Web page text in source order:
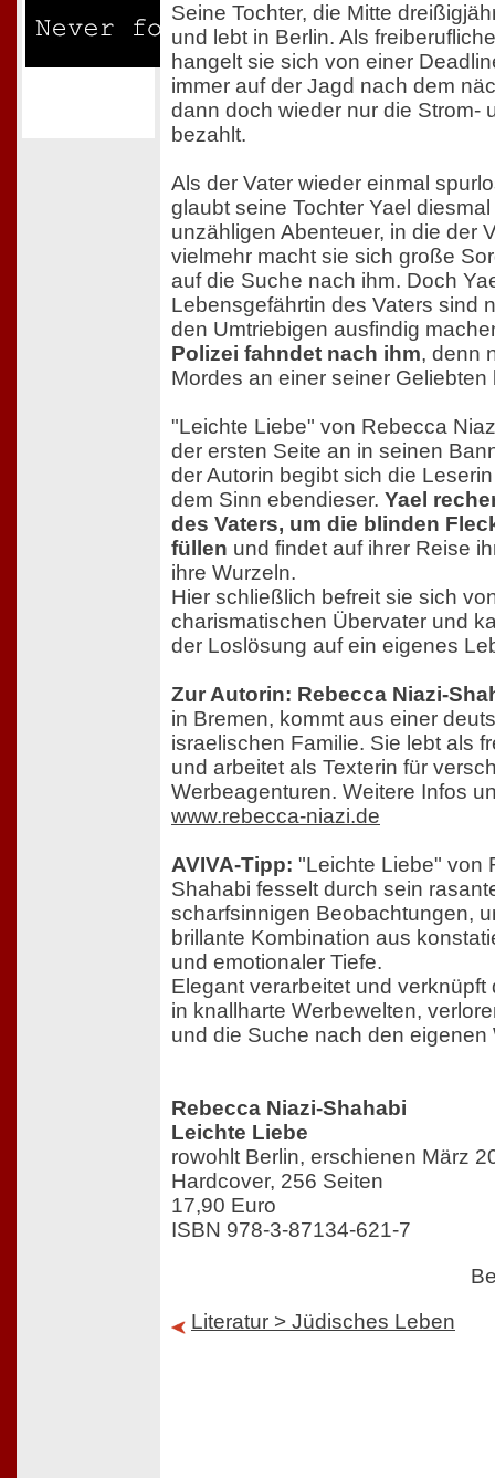
Seine Tochter, die Mitte
und lebt in Berlin. Als
hangelt sie sich von einer
immer auf der Jagd nach dem
dann doch wieder nur die Strom-
bezahlt.
Als der Vater wieder einmal
glaubt seine Tochter Yael
unzähligen Abenteuer, in die der
vielmehr macht sie sich große
auf die Suche nach ihm. Doch
Lebensgefährtin des Vaters sind
den Umtriebigen ausfindig
Polizei fahndet nach ihm, denn
Mordes an einer seiner Geliebten
"Leichte Liebe" von Rebecca
der ersten Seite an in seinen
der Autorin begibt sich die
dem Sinn ebendieser. Yael
des Vaters, um die blinden
füllen und findet auf ihrer Reise
ihre Wurzeln.
Hier schließlich befreit sie sich
charismatischen Übervater und
der Loslösung auf ein eigenes
Zur Autorin: Rebecca Niazi-
in Bremen, kommt aus einer
israelischen Familie. Sie lebt als
und arbeitet als Texterin für
Werbeagenturen. Weitere Infos
www.rebecca-niazi.de
AVIVA-Tipp: "Leichte Liebe" von
Shahabi fesselt durch sein
scharfsinnigen Beobachtungen,
brillante Kombination aus
und emotionaler Tiefe.
Elegant verarbeitet und verknüpft
in knallharte Werbewelten,
und die Suche nach den eigenen
Rebecca Niazi-Shahabi
Leichte Liebe
rowohlt Berlin, erschienen März
Hardcover, 256 Seiten
17,90 Euro
ISBN 978-3-87134-621-7
Literatur > Jüdisches Leben